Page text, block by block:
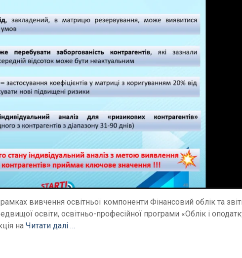
вивчення освітньої компоненти Фінансовий облік та
освіти, освітньо-професійної програми «Облік і
на Читати далі …